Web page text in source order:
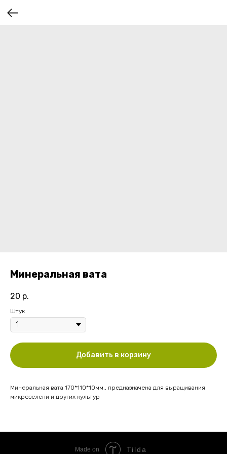
Минеральная вата
20 р.
Штук
Добавить в корзину
Минеральная вата 170*110*10мм., предназначена для выращивания
микрозелени и других культур
Made on Tilda